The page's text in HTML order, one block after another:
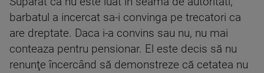
barbatul a incercat sa-i convinga pe trecatori ca
are dreptate. Daca i-a convins sau nu, nu mai
conteaza pentru pensionar. El este decis să nu
renunţe încercând să demonstreze că cetatea nu